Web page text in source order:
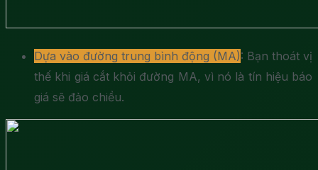
Dựa vào đường trung bình động (MA): Bạn thoát vị
thế khi giá cắt khỏi đường MA, vì nó là tín hiệu báo
giá sẽ đảo chiều.